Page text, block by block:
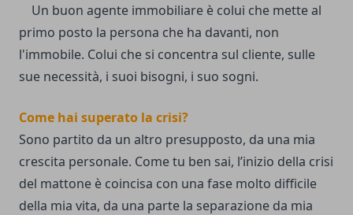
Un buon agente immobiliare è colui che mette al
primo posto la persona che ha davanti, non
l'immobile. Colui che si concentra sul cliente, sulle
sue necessità, i suoi bisogni, i suo sogni.
Come hai superato la crisi?
Sono partito da un altro presupposto, da una mia
crescita personale. Come tu ben sai, l’inizio della crisi
del mattone è coincisa con una fase molto difficile
della mia vita, da una parte la separazione da mia